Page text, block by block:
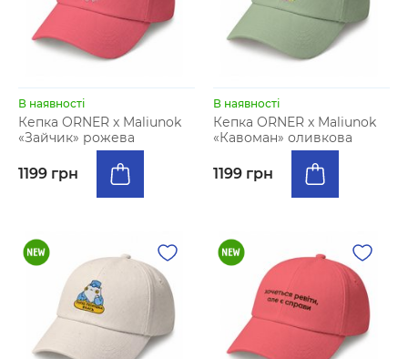
В наявності
Кепка ORNER x Maliunok
«Зайчик» рожева
1199 грн
В наявності
Кепка ORNER x Maliunok
«Кавоман» оливкова
1199 грн